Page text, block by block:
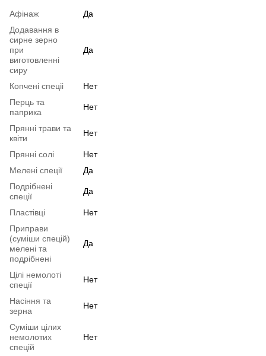
Афінаж
Да
Додавання в
сирне зерно
при
виготовленні
сиру
Да
Копчені спеціі
Нет
Перць та
паприка
Нет
Прянні трави та
квіти
Нет
Прянні солі
Нет
Мелені спеції
Да
Подрібнені
спеції
Да
Пластівці
Нет
Приправи
(суміши спецій)
мелені та
подрібнені
Да
Цілі немолоті
спеції
Нет
Насіння та
зерна
Нет
Суміши цілих
немолотих
спецій
Нет